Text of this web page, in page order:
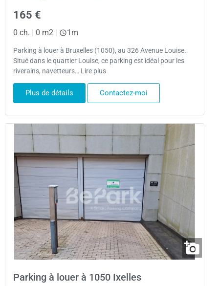
165 €
0 ch. | 0 m2 | 1m
Parking à louer à Bruxelles (1050), au 326 Avenue Louise.
Situé dans le quartier Louise, ce parking est idéal pour les
riverains, navetteurs… Lire plus
Plus de détails Contactez-moi
Parking à louer à 1050 Ixelles